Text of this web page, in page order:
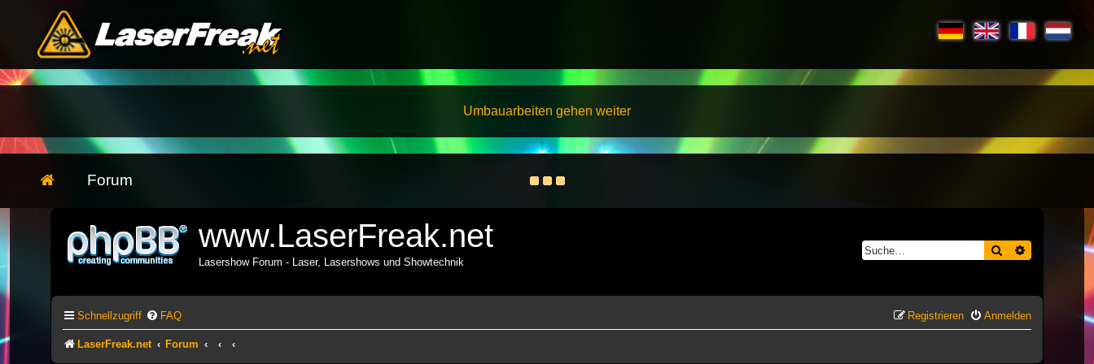
Umbauarbeiten gehen weiter
Forum
www.LaserFreak.net
Lasershow Forum - Laser, Lasershows und Showtechnik
Suche Erweiterte
Schnellzugriff FAQ Anmelden
Registrieren
LaserFreak.net Forum